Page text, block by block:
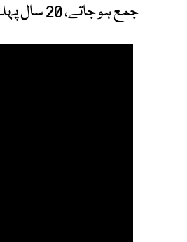
جمع ہو جاتے، 20 سال پہلے یہ سب کرتا تو 10 منٹ میں آئینی ترمیم ہوتی لیکن یہ نہیں چاہتا تھا۔